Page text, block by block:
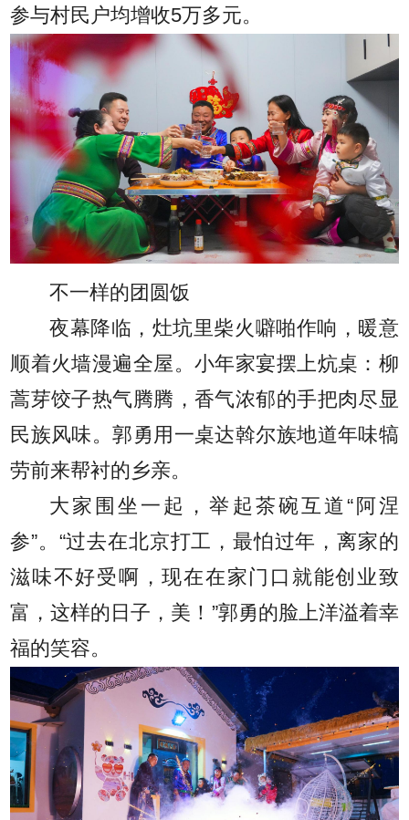
参与村民户均增收5万多元。
不一样的团圆饭
夜幕降临，灶坑里柴火噼啪作响，暖意
顺着火墙漫遍全屋。小年家宴摆上炕桌：柳
蒿芽饺子热气腾腾，香气浓郁的手把肉尽显
民族风味。郭勇用一桌达斡尔族地道年味犒
劳前来帮衬的乡亲。
大家围坐一起，举起茶碗互道“阿涅
参”。“过去在北京打工，最怕过年，离家的
滋味不好受啊，现在在家门口就能创业致
富，这样的日子，美！”郭勇的脸上洋溢着幸
福的笑容。